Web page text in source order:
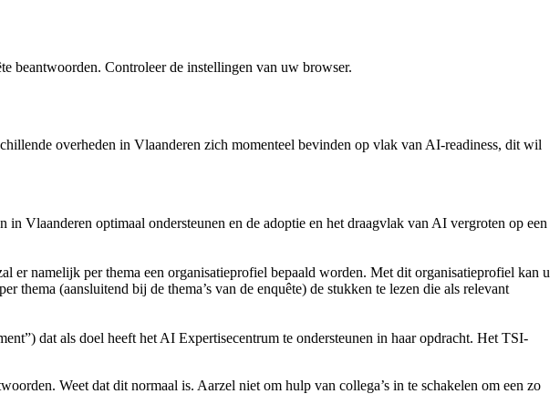
beantwoorden. Controleer de instellingen van uw browser.
overheden in Vlaanderen zich momenteel bevinden op vlak van AI-readiness, dit wil
Vlaanderen optimaal ondersteunen en de adoptie en het draagvlak van AI vergroten op een
er namelijk per thema een organisatieprofiel bepaald worden. Met dit organisatieprofiel kan u
(aansluitend bij de thema’s van de enquête) de stukken te lezen die als relevant
dat als doel heeft het AI Expertisecentrum te ondersteunen in haar opdracht. Het TSI-
Weet dat dit normaal is. Aarzel niet om hulp van collega’s in te schakelen om een zo